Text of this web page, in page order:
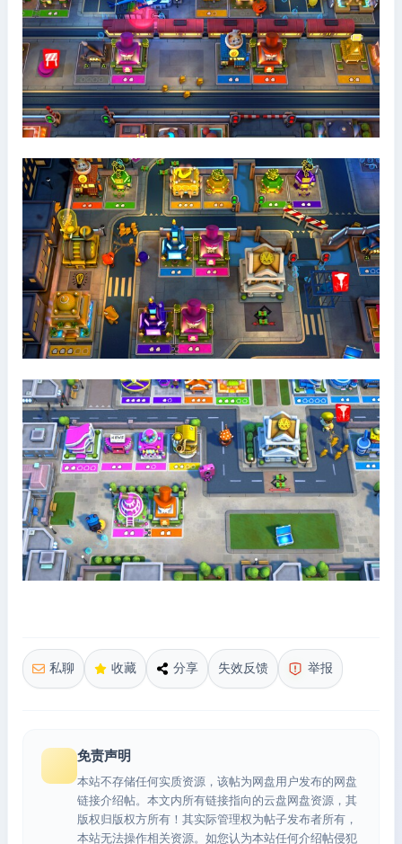
私聊 收藏 分享 失效反馈 举报
免责声明
本站不存储任何实质资源，该帖为网盘用户发布的网盘
链接介绍帖。本文内所有链接指向的云盘网盘资源，其
版权归版权方所有！其实际管理权为帖子发布者所有，
本站无法操作相关资源。如您认为本站任何介绍帖侵犯